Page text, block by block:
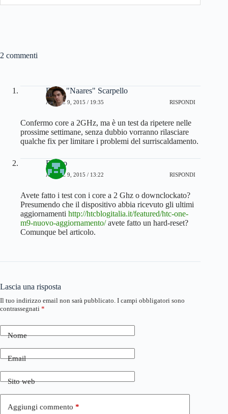
2 commenti
Dario "Naares" Scarpello
APRILE 9, 2015 / 19:35 RISPONDI
Confermo core a 2GHz, ma è un test da ripetere nelle
prossime settimane, senza dubbio vorranno rilasciare
qualche fix per limitare i problemi del surriscaldamento.
Enrico
APRILE 9, 2015 / 13:22 RISPONDI
Avete fatto i test con i core a 2 Ghz o downclockato?
Presumendo che il dispositivo abbia ricevuto gli ultimi
aggiornamenti http://htcblogitalia.it/featured/htc-one-
m9-nuovo-aggiornamento/avete fatto un hard-reset?
Comunque bel articolo.
Lascia una risposta
Il tuo indirizzo email non sarà pubblicato. I campi obbligatori sono
contrassegnati *
Nome
Email
Sito web
Aggiungi commento *